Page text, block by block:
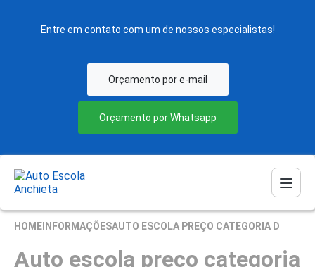
Entre em contato com um de nossos especialistas!
Orçamento por e-mail
Orçamento por Whatsapp
HOME INFORMAÇÕESAUTO ESCOLA PREÇO CATEGORIA D
Auto escola preço categoria